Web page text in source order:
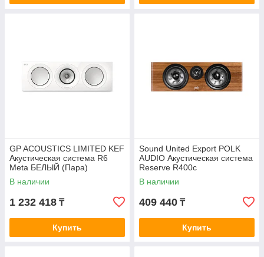
GP ACOUSTICS LIMITED KEF
Акустическая система R6
Meta БЕЛЫЙ (Пара)
В наличии
1 232 418 ₸
Купить
Sound United Export POLK
AUDIO Акустическая система
Reserve R400c
КОРИЧНЕВЫЙ
В наличии
409 440 ₸
Купить